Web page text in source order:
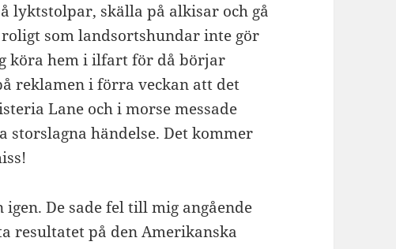
lyktstolpar, skälla på alkisar och gå
som landsortshundar inte gör
köra hem i ilfart för då börjar
reklamen i förra veckan att det
Lane och i morse messade
storslagna händelse. Det kommer
De sade fel till mig angående
resultatet på den Amerikanska